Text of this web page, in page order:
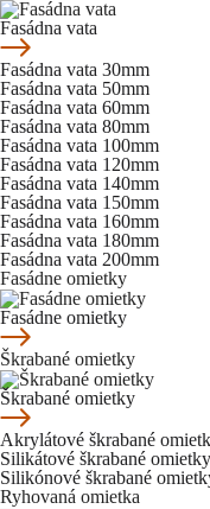
Fasádna vata
Fasádna vata 30mm
Fasádna vata 50mm
Fasádna vata 60mm
Fasádna vata 80mm
Fasádna vata 100mm
Fasádna vata 120mm
Fasádna vata 140mm
Fasádna vata 150mm
Fasádna vata 160mm
Fasádna vata 180mm
Fasádna vata 200mm
Fasádne omietky
Fasádne omietky
Škrabané omietky
Škrabané omietky
Akrylátové škrabané
Silikátové škrabané omietky
Silikónové škrabané
Ryhovaná omietka